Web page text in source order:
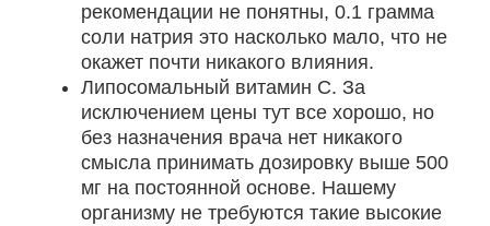
рекомендации не понятны, 0.1 грамма
соли натрия это насколько мало, что не
окажет почти никакого влияния.
Липосомальный витамин С. За
исключением цены тут все хорошо, но
без назначения врача нет никакого
смысла принимать дозировку выше 500
мг на постоянной основе. Нашему
организму не требуются такие высокие